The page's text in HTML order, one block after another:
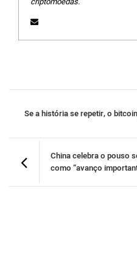
Se a história se repetir, o
China celebra o pouso
como “avanço